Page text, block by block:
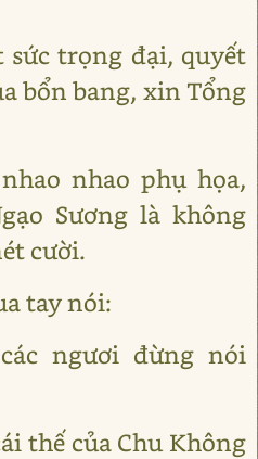
sức trọng đại, quyết
bổn bang, xin Tổng
nhao phụ họa,
Sương là không
cười.
tay nói:
ngươi đừng nói
thế của Chu Không